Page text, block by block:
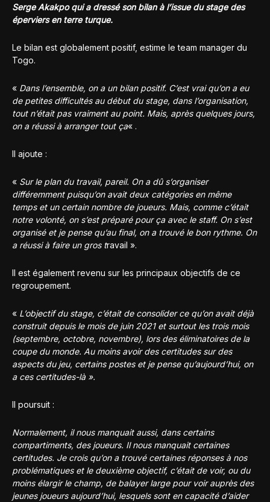
Serge Akakpo qui a dressé son bilan à l’issue du stage des
éperviers en terre turque.
Le bilan est globalement positif, estime le team manager du
Togo.
« Dans l’ensemble, on a un bilan positif. C’est vrai qu’on a eu
de petites difficultés au début du stage, dans l’organisation,
tout n’était pas vraiment au point. Mais, après quelques jours,
on a réussi à arranger tout ça« .
Il ajoute :
« Sur le plan du travail, pareil. On a dû s’organiser
différemment puisqu’on avait deux catégories en même
temps et un certain nombre de joueurs. Mais, comme c’était
notre volonté, on s’est préparé pour ça avec le staff. On s’est
organisé et je pense qu’au final, on a trouvé le bon rythme. On
a réussi à faire un gros travail ».
Il est également revenu sur les principaux objectifs de ce
regroupement.
« L’objectif du stage, c’était de consolider ce qu’on avait déjà
construit depuis le mois de juin 2021 et surtout les trois mois
(septembre, octobre, novembre), lors des éliminatoires de la
coupe du monde. Au moins avoir des certitudes sur des
aspects du jeu, certains postes et je pense qu’aujourd’hui, on
a ces certitudes-là ».
Il poursuit :
Normalement, il nous manquait aussi, dans certains
compartiments, des joueurs. Il nous manquait certaines
certitudes. Je crois qu’on a trouvé certaines réponses à nos
problématiques et le deuxième objectif, c’était de voir, ou du
moins élargir le champ, de balayer large pour voir auprès des
jeunes joueurs aujourd’hui, lesquels sont en capacité d’aider